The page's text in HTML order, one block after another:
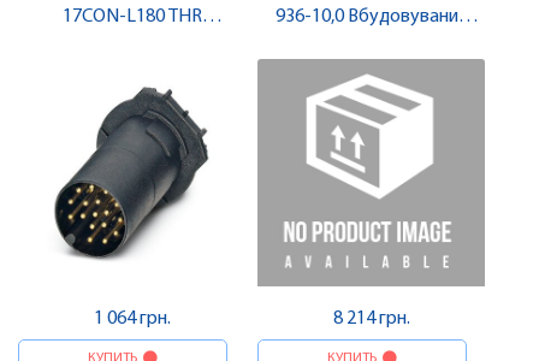
17CON-L180 THR
елемента, штекер , Pheonix
Contact
1 064 грн.
936-10,0 Вбудовуваний
системи, PROFINET, гніздо ,
Pheonix Contact
8 214 грн.